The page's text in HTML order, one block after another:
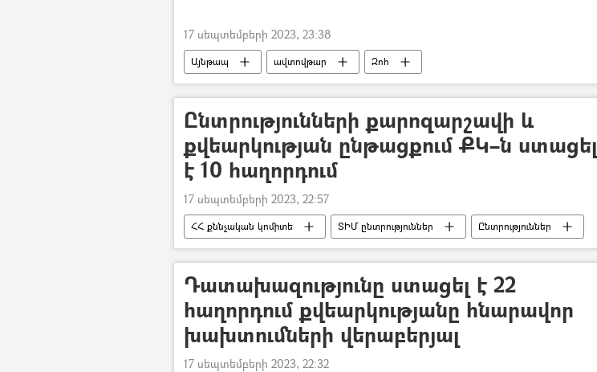
17 սեպտեմբերի 2023, 23:38
Այնթապ ավտովթար Զոհ
Ընտրությունների քարոզարշավի և
քվեարկության ընթացքում ՔԿ–ն ստացել
է 10 հաղորդում
17 սեպտեմբերի 2023, 22:57
ՀՀ քննչական կոմիտե ՏԻՄ ընտրություններ
Ընտրություններ
Երևանի ավագանու ընտրություններ
Դատախազությունը ստացել է 22
հաղորդում քվեարկությանը հնարավոր
խախտումների վերաբերյալ
17 սեպտեմբերի 2023, 22:32